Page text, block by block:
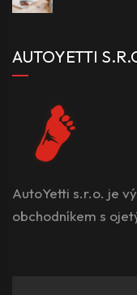
AUTOYETTI
AutoYetti s.r.o. je
obchodníkem s